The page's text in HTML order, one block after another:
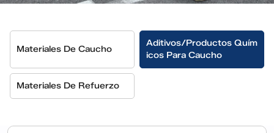
Materiales De Caucho
Aditivos/productos Quím
Icos Para Caucho
Materiales De Refuerzo